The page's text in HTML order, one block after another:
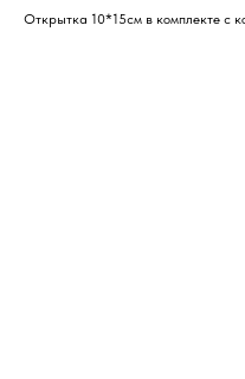
Открытка 10*15см в комплекте с